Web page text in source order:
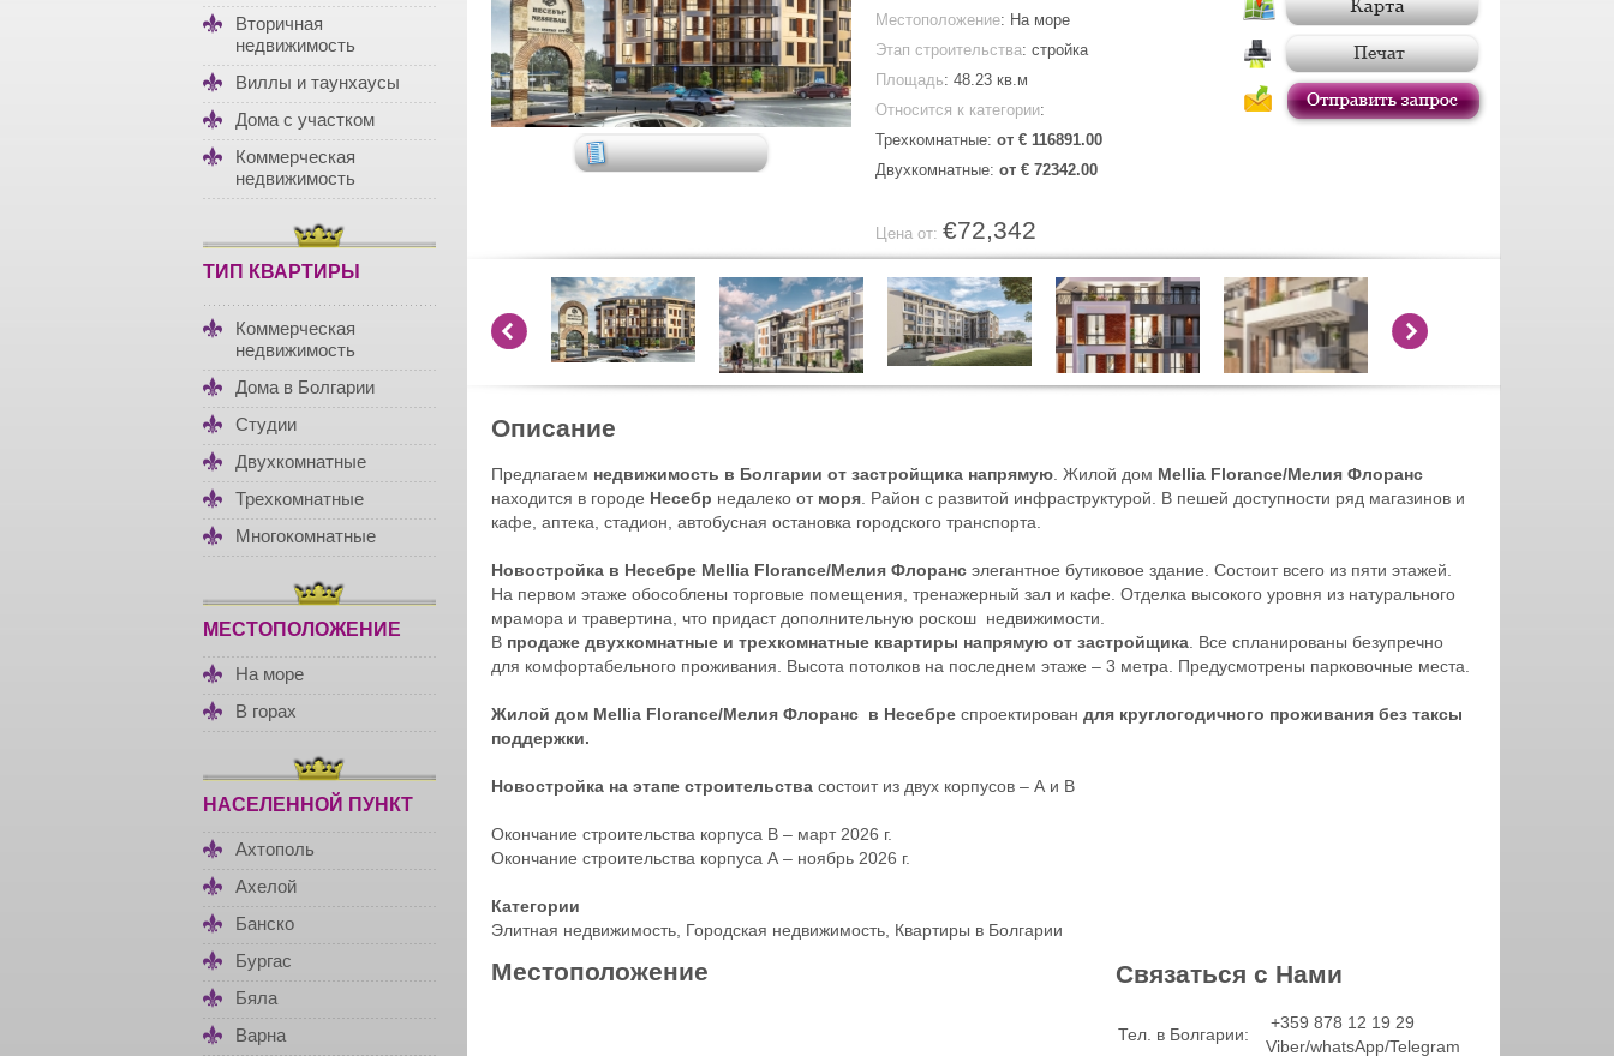
Вторичная
недвижимость
Виллы и таунхаусы
Дома с участком
Коммерческая
недвижимость
ТИП КВАРТИРЫ
Коммерческая
недвижимость
Дома в Болгарии
Студии
Двухкомнатные
Трехкомнатные
Многокомнатные
МЕСТОПОЛОЖЕНИЕ
На море
В горах
НАСЕЛЕННОЙ ПУНКТ
Ахтополь
Ахелой
Банско
Бургас
Бяла
Варна
Местоположение: На море
Этап строительства: стройка
Площадь: 48.23 кв.м
Относится к категории:
Трехкомнатные: от € 116891.00
Двухкомнатные: от € 72342.00
Цена от: €72,342
Описание
Предлагаем недвижимость в Болгарии от застройщика напрямую . Жилой дом Mellia Florance/Мелия Флоранс
находится в городе Несебр недалеко отморя . Район с развитой инфраструктурой. В пешей доступности ряд магазинов и
кафе, аптека, стадион, автобусная остановка городского транспорта.
Новостройка в Несебре Mellia Florance/Мелия Флоранс элегантное бутиковое здание. Состоит всего из пяти этажей.
На первом этаже обособлены торговые помещения, тренажерный зал и кафе. Отделка высокого уровня из натурального
мрамора и травертина, что придаст дополнительную роскош недвижимости.
В продаже двухкомнатные и трехкомнатные квартиры напрямую от застройщика . Все спланированы безупречно
для комфортабельного проживания. Высота потолков на последнем этаже – 3 метра. Предусмотрены парковочные места.
Жилой дом Mellia Florance/Мелия Флоранс в Несебре спроектирован для круглогодичного проживания без таксы
поддержки.
Новостройка на этапе строительства состоит из двух корпусов – А и В
Окончание строительства корпуса В – март 2026 г.
Окончание строительства корпуса А – ноябрь 2026 г.
Категории
Элитная недвижимость Городская недвижимость Квартиры в Болгарии
Местоположение Связаться с Нами
Тел. в Болгарии:
+359 878 12 19 29
Viber/whatsApp/Telegram